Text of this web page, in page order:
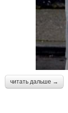
читать дальше →